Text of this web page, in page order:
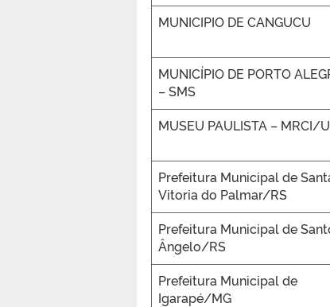
MUNICIPIO DE CANGUCU
MUNICÍPIO DE PORTO
– SMS
MUSEU PAULISTA – MRCI/
Prefeitura Municipal de
Vitoria do Palmar/RS
Prefeitura Municipal de
Ângelo/RS
Prefeitura Municipal de
Igarapé/MG